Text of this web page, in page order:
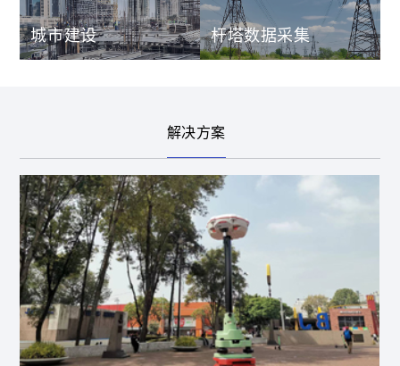
城市建设 杆塔数据采集
解决方案